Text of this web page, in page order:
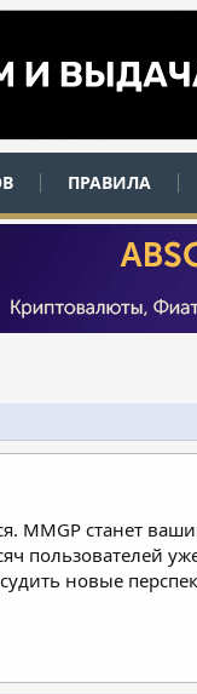
ПРАВИЛА
MMGP станет
пользователей
новые